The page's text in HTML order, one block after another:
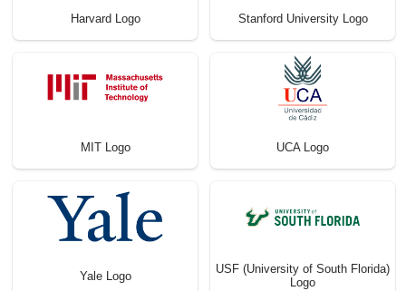
Harvard Logo Stanford University Logo
MIT Logo UCA Logo
Yale Logo
USF (University of South Florida)
Logo